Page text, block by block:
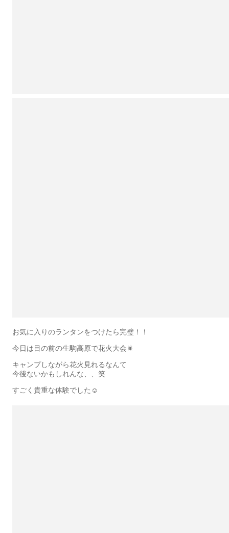
お気に入りのランタンをつけたら完璧！！
今日は目の前の生駒高原で花火大会🎇
キャンプしながら花火見れるなんて
今後ないかもしれんな、、笑
すごく貴重な体験でした☺️